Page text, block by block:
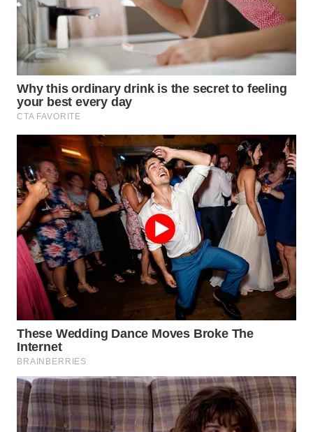
TAPANULI
SELATAN
WN
TANJUNG
LESUNG
WN
KARO
WN
SIMALUNGUN
WN
LABUHANBATU
WN
TAPANULI
TENGAH
WN DELI
SERDANG
WN